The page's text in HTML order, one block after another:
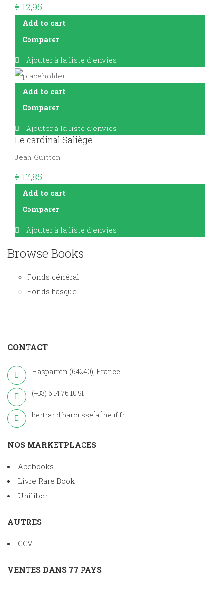
€ 12,95
Add to cart
Comparer
Ajouter à la liste d’envies
Add to cart
Comparer
Ajouter à la liste d’envies
Le cardinal Saliège
Jean Guitton
€ 17,85
Add to cart
Comparer
Ajouter à la liste d’envies
Browse Books
Fonds général
Fonds basque
CONTACT
Hasparren (64240), France
(+33) 6 14 76 10 91
bertrand.barousse[at]neuf.fr
NOS MARKETPLACES
Abebooks
Livre Rare Book
Uniliber
AUTRES
CGV
VENTES DANS 77 PAYS